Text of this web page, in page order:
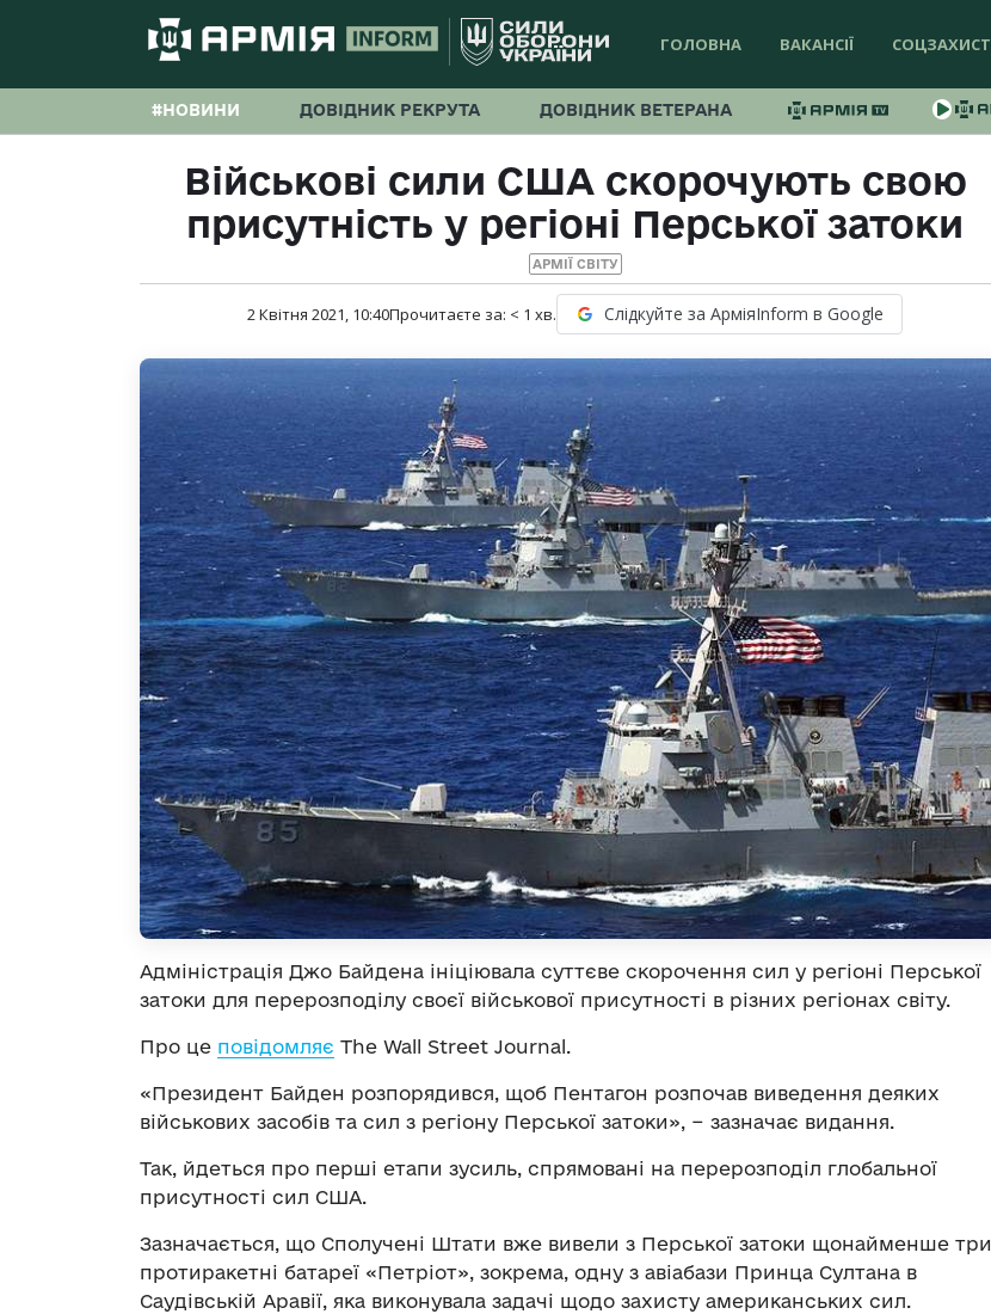
ГОЛОВНА ВАКАНСІЇ СОЦЗАХИСТ
#НОВИНИ ДОВІДНИК РЕКРУТА ДОВІДНИК ВЕТЕРАНА
Військові сили США скорочують свою
присутність у регіоні Перської затоки
АРМІЇ СВІТУ
2 Квітня 2021, 10:40Прочитаєте за: < 1 хв. Слідкуйте за АрміяInform в Google
Адміністрація Джо Байдена ініціювала суттєве скорочення сил у регіоні Перської
затоки для перерозподілу своєї військової присутності в різних регіонах світу.
Про це повідомляє The Wall Street Journal.
«Президент Байден розпорядився, щоб Пентагон розпочав виведення деяких
військових засобів та сил з регіону Перської затоки», − зазначає видання.
Так, йдеться про перші етапи зусиль, спрямовані на перерозподіл глобальної
присутності сил США.
Зазначається, що Сполучені Штати вже вивели з Перської затоки щонайменше три
протиракетні батареї «Петріот», зокрема, одну з авіабази Принца Султана в
Саудівській Аравії, яка виконувала задачі щодо захисту американських сил.